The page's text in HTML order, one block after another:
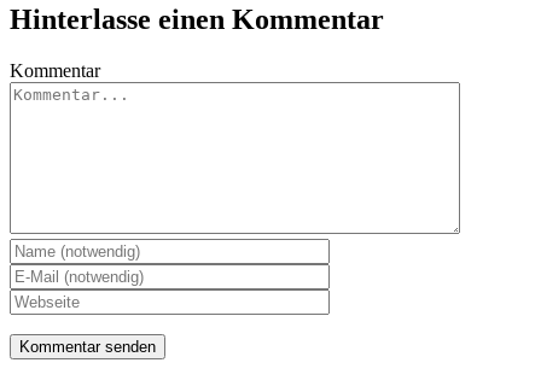
Hinterlasse einen Kommentar
Kommentar